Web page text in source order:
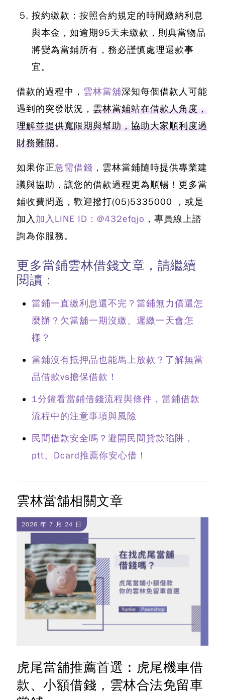
按約繳款： 按照合約規定的時間繳納利息
與本金，如逾期95天未繳款，則典當物品
將變為當鋪所有，務必謹慎處理還款事
宜。
借款的過程中， 雲林當舖深知每個借款人可能
遇到的突發狀況， 雲林當鋪站在借款人角度，
理解並提供寬限期與幫助，協助大家順利度過
財務難關。
如果你正急需借錢 ，雲林當鋪隨時提供專業建
議與協助，讓您的借款過程更為順暢！更多當
鋪收費問題，歡迎撥打(05)5335000
，或是
加入加入LINE ID：@432efqjo ，專員線上諮
詢為你服務。
更多當鋪雲林借錢文章，請繼續
閱讀：
當鋪一直繳利息還不完？當鋪無力償還怎
麼辦？欠當舖一期沒繳、遲繳一天會怎
樣？
當鋪沒有抵押品也能馬上放款？了解無當
品借款vs擔保借款！
1分鐘看當鋪借錢流程與條件，當鋪借款
流程中的注意事項與風險
民間借款安全嗎？避開民間貸款陷阱，
ptt、Dcard推薦你安心借！
雲林當舖相關文章
2026 年 7 月 24 日
虎尾當舖推薦首選：虎尾機車借
款、小額借錢，雲林合法免留車